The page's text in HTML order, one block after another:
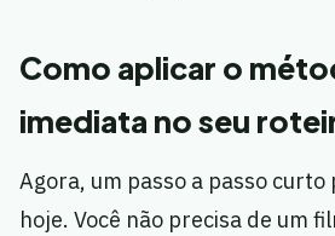
Como aplicar o
imediata no seu
Agora, um passo a passo
hoje. Você não precisa de um